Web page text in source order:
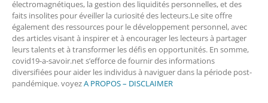
électromagnétiques, la gestion des liquidités personnelles, et des
faits insolites pour éveiller la curiosité des lecteurs.Le site offre
également des ressources pour le développement personnel, avec
des articles visant à inspirer et à encourager les lecteurs à partager
leurs talents et à transformer les défis en opportunités. En somme,
covid19-a-savoir.net s’efforce de fournir des informations
diversifiées pour aider les individus à naviguer dans la période post-
pandémique. voyezA PROPOS – DISCLAIMER